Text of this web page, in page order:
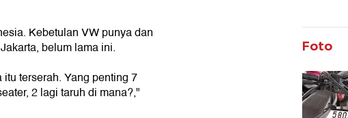
Kebetulan VW punya dan
belum lama ini.
terserah. Yang penting 7
2 lagi taruh di mana?,"
Foto